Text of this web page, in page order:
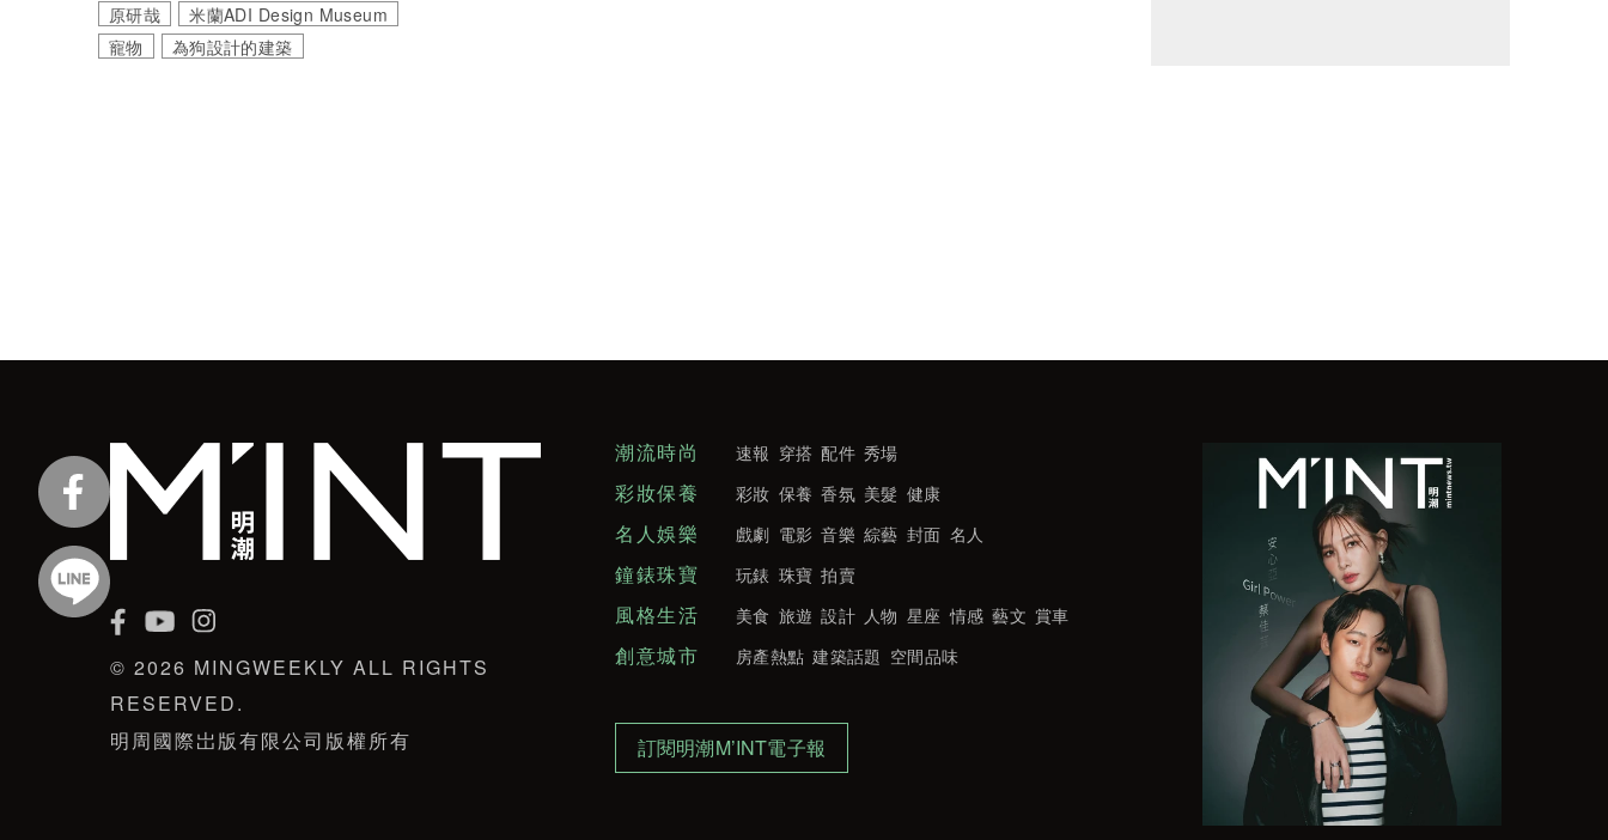
原研哉
米蘭ADI Design Museum
寵物
為狗設計的建築
© 2026 MINGWEEKLY ALL RIGHTS
RESERVED.
明周國際岀版有限公司版權所有
潮流時尚 速報 穿搭 配件 秀場
彩妝保養 彩妝 保養 香氛 美髮 健康
名人娛樂 戲劇 電影 音樂 綜藝 封面 名人
鐘錶珠寶 玩錶 珠寶 拍賣
風格生活 美食 旅遊 設計 人物 星座 情感 藝文 賞車
創意城市 房產熱點 建築話題 空間品味
訂閱明潮M’INT電子報